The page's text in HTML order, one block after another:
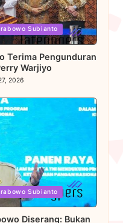
Subianto
Terima Pengunduran
Warjiyo
2026
Subianto
Diserang: Bukan